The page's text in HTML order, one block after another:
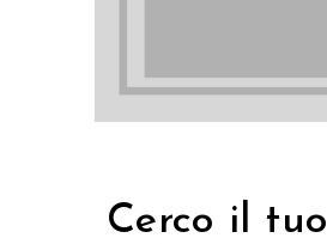
Cerco il tuo